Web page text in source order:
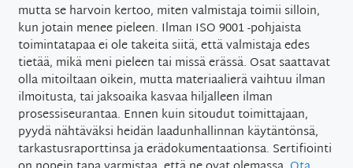
mutta se harvoin kertoo, miten valmistaja toimii silloin,
kun jotain menee pieleen. Ilman ISO 9001 -pohjaista
toimintatapaa ei ole takeita siitä, että valmistaja edes
tietää, mikä meni pieleen tai missä erässä. Osat saattavat
olla mitoiltaan oikein, mutta materiaalierä vaihtuu ilman
ilmoitusta, tai jaksoaika kasvaa hiljalleen ilman
prosessiseurantaa. Ennen kuin sitoudut toimittajaan,
pyydä nähtäväksi heidän laadunhallinnan käytäntönsä,
tarkastusraporttinsa ja erädokumentaationsa. Sertifiointi